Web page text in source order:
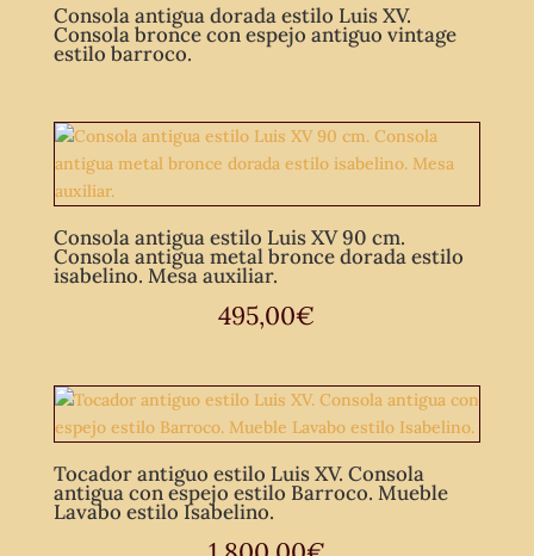
Consola antigua dorada estilo Luis XV.
Consola bronce con espejo antiguo vintage
estilo barroco.
Consola antigua estilo Luis XV 90 cm.
Consola antigua metal bronce dorada estilo
isabelino. Mesa auxiliar.
495,00€
Tocador antiguo estilo Luis XV. Consola
antigua con espejo estilo Barroco. Mueble
Lavabo estilo Isabelino.